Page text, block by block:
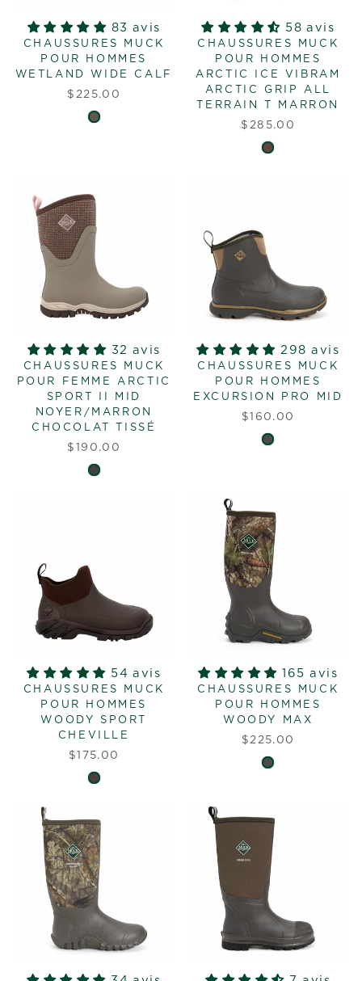
83 avis
CHAUSSURES MUCK
POUR HOMMES
WETLAND WIDE CALF
$225.00
58 avis
CHAUSSURES MUCK
POUR HOMMES
ARCTIC ICE VIBRAM
ARCTIC GRIP ALL
TERRAIN T MARRON
$285.00
32 avis
CHAUSSURES MUCK
POUR FEMME ARCTIC
SPORT II MID
NOYER/MARRON
CHOCOLAT TISSÉ
$190.00
298 avis
CHAUSSURES MUCK
POUR HOMMES
EXCURSION PRO MID
$160.00
54 avis
CHAUSSURES MUCK
POUR HOMMES
WOODY SPORT
CHEVILLE
$175.00
165 avis
CHAUSSURES MUCK
POUR HOMMES
WOODY MAX
$225.00